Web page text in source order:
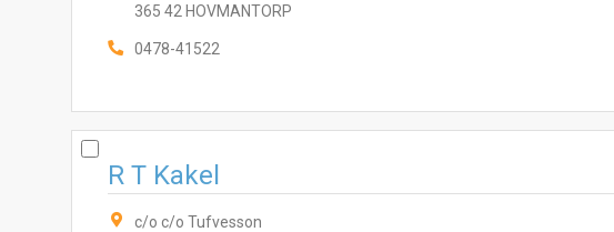
365 42 HOVMANTORP
0478-41522
R T Kakel
c/o c/o Tufvesson